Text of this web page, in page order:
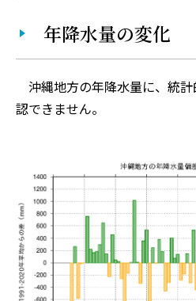
​​​​ 年降水量の変化
沖縄地方の年降水量に、統
認できません。